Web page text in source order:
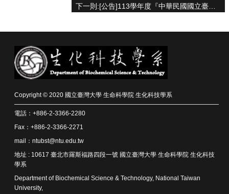
導
聯
絡
English
佈
欄
學
簡
Copyright © 2020 國立臺灣大學 生命科學院 生化科技學系
電話：+886-2-3366-2280
Fax：+886-2-3366-2271
mail：ntubst@ntu.edu.tw
地址 : 10617 臺北市羅斯福路四段一號 國立臺灣大學 生命科學院 生化科技
學系
Department of Biochemical Science & Technology, National Taiwan
University,